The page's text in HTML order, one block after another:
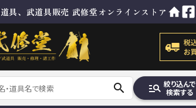
具、武道具販売 武修堂オンラインストア
search manage_search 絞り込んで
検索する